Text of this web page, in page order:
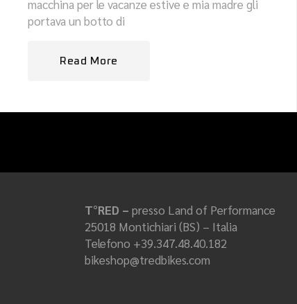
macchina per le vacanze estive e mia madre gli
portava un botto di
Read More
T°RED – presso Land of Performance
25018 Montichiari (BS) – Italia
Telefono +39.347.48.40.182
bikeshop@tredbikes.com